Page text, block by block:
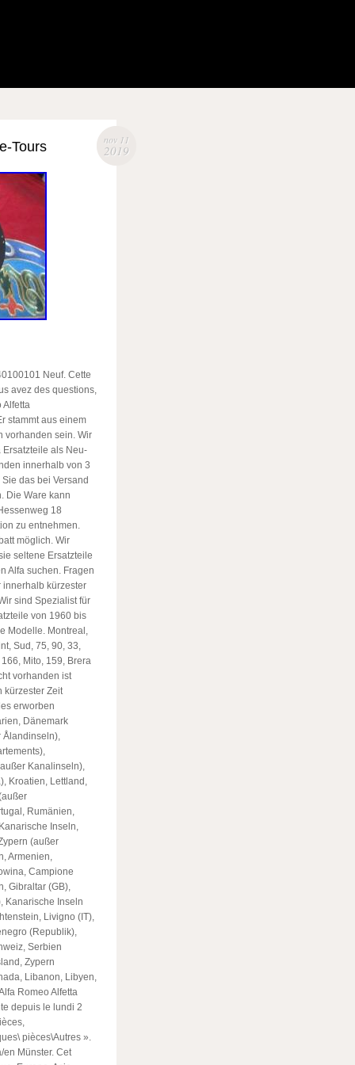
nov 11
2019
Tours
Neuf. Cette
avez des questions,
Alfetta
stammt aus einem
vorhanden sein. Wir
Ersatzteile als Neu-
innerhalb von 3
das bei Versand
Die Ware kann
18
zu entnehmen.
möglich. Wir
seltene Ersatzteile
Alfa suchen. Fragen
innerhalb kürzester
sind Spezialist für
von 1960 bis
Modelle. Montreal,
Sud, 75, 90, 33,
Mito, 159, Brera
vorhanden ist
kürzester Zeit
erworben
Dänemark
Ålandinseln),
Kanalinseln),
Kroatien, Lettland,
Rumänien,
Inseln,
(außer
Armenien,
Campione
Gibraltar (GB),
Kanarische Inseln
Livigno (IT),
(Republik),
Serbien
Zypern
Libanon, Libyen,
Romeo Alfetta
depuis le lundi 2
pièces\Autres ».
en Münster. Cet